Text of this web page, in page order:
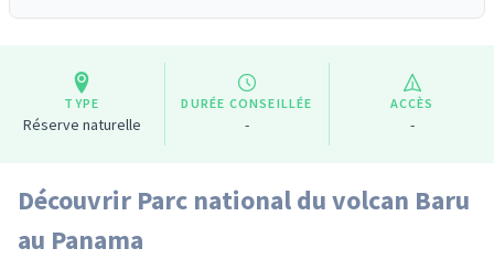
TYPE
Réserve naturelle
DURÉE CONSEILLÉE
-
ACCÈS
-
Découvrir Parc national du volcan Baru
au Panama